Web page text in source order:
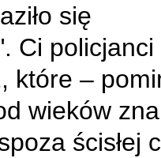
się
Ci
które –
wieków
ścisłej